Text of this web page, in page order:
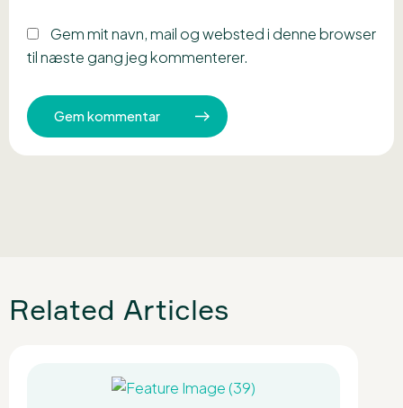
Gem mit navn, mail og websted i denne browser
til næste gang jeg kommenterer.
Related Articles